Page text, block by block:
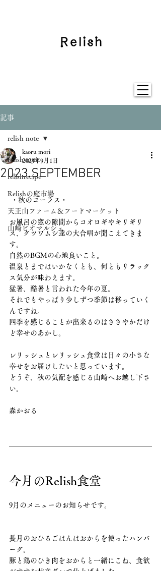
記事
relish note
relishrecipe
Relishの庭市場
天王山ファーム＆フードマーケット
山崎ビオマルシェ
relish note
2023.SEPTEMBER
kaoru mori
2023年9月1日
・秋のコーラス・
お風呂の窓の隙間からコオロギやキリギリ
ス、クツワムシ達の大合唱が聞こえてきま
す。
自然のBGMの心地良いこと。
温泉とまではいかなくとも、何ともリラック
ス気分が味わえます。
猛暑、酷暑と言われた今年の夏。
それでもやっぱり少しずつ季節は移っていく
んですね。
四季を感じることが出来るのはささやかだけ
ど幸せのあかし。
レリッシュとレリッシュ食堂は日々の小さな
幸せをお届けしたいと思っています。
どうぞ、秋の気配を感じる山崎へお越し下さ
い。
​森かおる
今月のRelish食堂
9月のメニューのお知らせです。
長月のおひるごはんはおからを使ったハンバ
ーグ。
豚と鶏のひき肉をおからと一緒にこね、食欲